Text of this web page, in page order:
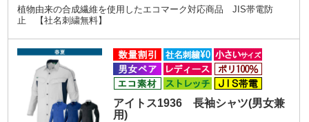
植物由来の合成繊維を使用したエコマーク対応商品 JIS帯電防
止 【社名刺繍無料】
アイトス1936 長袖シャツ(男女兼
用)